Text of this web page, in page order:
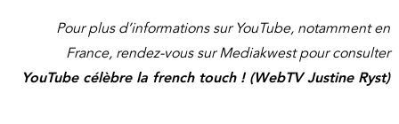
Pour plus d’informations sur YouTube, notamment en
France, rendez-vous sur Mediakwest pour consulter
YouTube célèbre la french touch ! (WebTV Justine Ryst)